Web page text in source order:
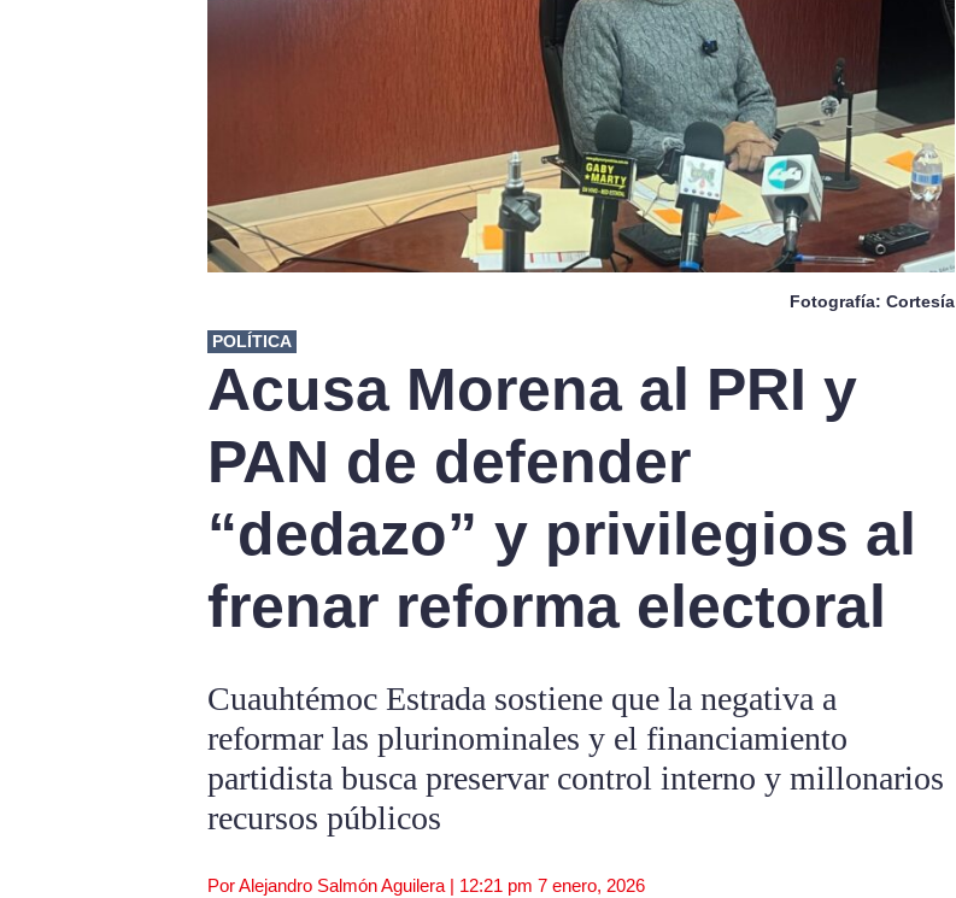
Fotografía: Cortesía
POLÍTICA
Acusa Morena al PRI y
PAN de defender
“dedazo” y privilegios al
frenar reforma electoral
Cuauhtémoc Estrada sostiene que la negativa a
reformar las plurinominales y el financiamiento
partidista busca preservar control interno y millonarios
recursos públicos
Por Alejandro Salmón Aguilera | 12:21 pm 7 enero, 2026